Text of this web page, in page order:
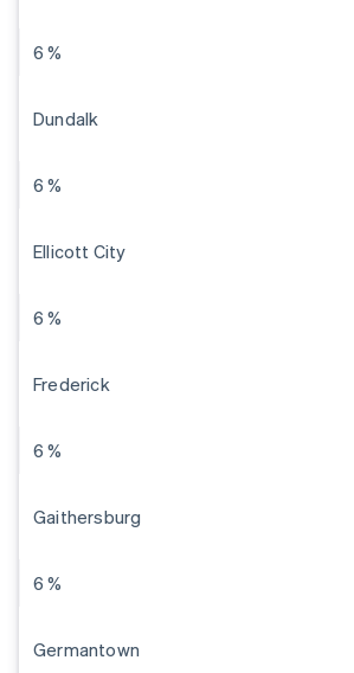
6 %
Dundalk
6 %
Ellicott City
6 %
Frederick
6 %
Gaithersburg
6 %
Germantown